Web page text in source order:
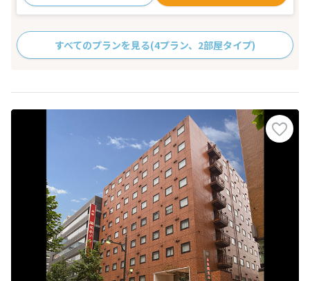
すべてのプランを見る(4プラン、2部屋タイプ)